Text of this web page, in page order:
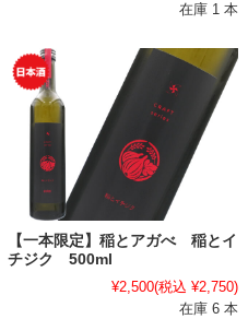
在庫 1 本
【一本限定】稲とアガべ 稲とイ
チジク 500ml
¥2,500(税込 ¥2,750)
在庫 6 本